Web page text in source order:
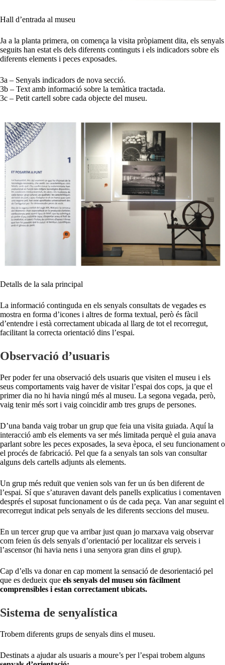
Hall d’entrada al museu
Ja a la planta primera, on comença la visita pròpiament dita, els senyals
seguits han estat els dels diferents continguts i els indicadors sobre els
diferents elements i peces exposades.
3a – Senyals indicadors de nova secció.
3b – Text amb informació sobre la temàtica tractada.
3c – Petit cartell sobre cada objecte del museu.
Detalls de la sala principal
La informació continguda en els senyals consultats de vegades es
mostra en forma d’icones i altres de forma textual, però és fàcil
d’entendre i està correctament ubicada al llarg de tot el recorregut,
facilitant la correcta orientació dins l’espai.
Observació d’usuaris
Per poder fer una observació dels usuaris que visiten el museu i els
seus comportaments vaig haver de visitar l’espai dos cops, ja que el
primer dia no hi havia ningú més al museu. La segona vegada, però,
vaig tenir més sort i vaig coincidir amb tres grups de persones.
D’una banda vaig trobar un grup que feia una visita guiada. Aquí la
interacció amb els elements va ser més limitada perquè el guia anava
parlant sobre les peces exposades, la seva època, el seu funcionament o
el procés de fabricació. Pel que fa a senyals tan sols van consultar
alguns dels cartells adjunts als elements.
Un grup més reduït que venien sols van fer un ús ben diferent de
l’espai. Sí que s’aturaven davant dels panells explicatius i comentaven
després el suposat funcionament o ús de cada peça. Van anar seguint el
recorregut indicat pels senyals de les diferents seccions del museu.
En un tercer grup que va arribar just quan jo marxava vaig observar
com feien ús dels senyals d’orientació per localitzar els serveis i
l’ascensor (hi havia nens i una senyora gran dins el grup).
Cap d’ells va donar en cap moment la sensació de desorientació pel
que es dedueix que els senyals del museu són fàcilment
comprensibles i estan correctament ubicats.
Sistema de senyalística
Trobem diferents grups de senyals dins el museu.
Destinats a ajudar als usuaris a moure’s per l’espai trobem alguns